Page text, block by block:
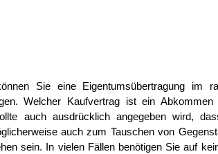
Sie eine Eigentumsübertragung im
Welcher Kaufvertrag ist ein
auch ausdrücklich angegeben wird,
auch zum Tauschen von
sein. In vielen Fällen benötigen Sie auf